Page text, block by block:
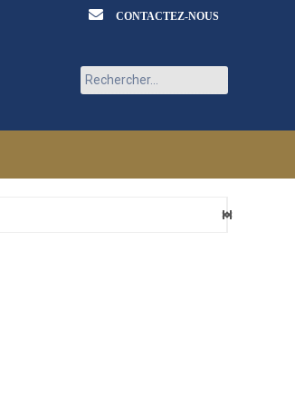
CONTACTEZ-NOUS
Rechercher :